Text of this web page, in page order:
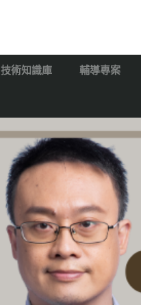
技術知識庫 輔導專案
漫遊網路數